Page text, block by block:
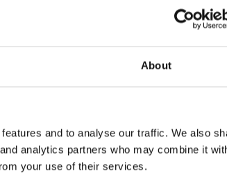
About
and to analyse our traffic. We also
analytics partners who may combine it
your use of their services.